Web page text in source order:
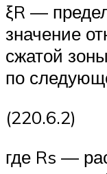
ξR —
значение
сжатой
по
(220.6.2)
где Rs —